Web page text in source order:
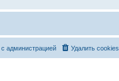
Удалить cookies
администрацией